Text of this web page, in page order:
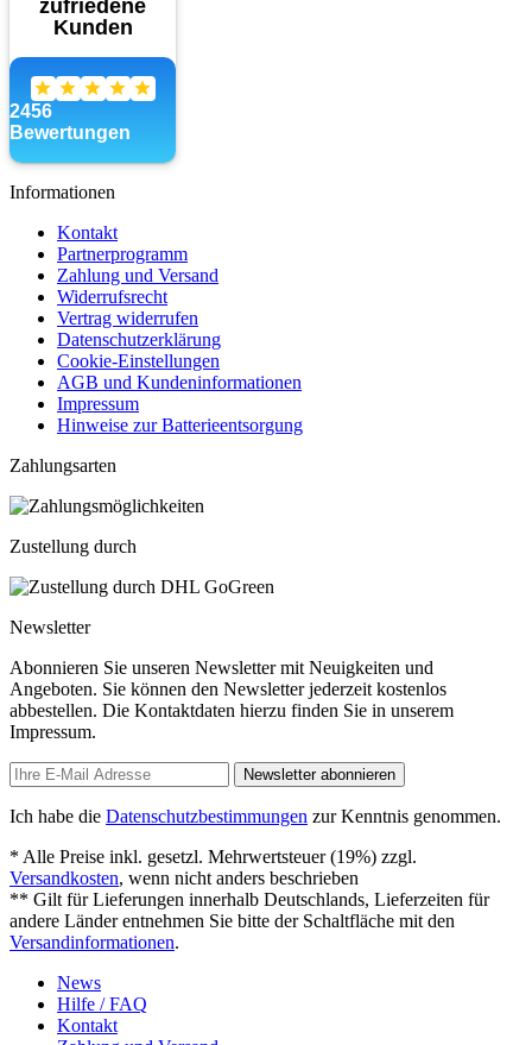
Informationen
Kontakt
Partnerprogramm
Zahlung und Versand
Widerrufsrecht
Vertrag widerrufen
Datenschutzerklärung
Cookie-Einstellungen
AGB und Kundeninformationen
Impressum
Hinweise zur Batterieentsorgung
Zahlungsarten
Zustellung durch
Newsletter
Abonnieren Sie unseren Newsletter mit Neuigkeiten und
Angeboten. Sie können den Newsletter jederzeit kostenlos
abbestellen. Die Kontaktdaten hierzu finden Sie in unserem
Impressum.
Newsletter abonnieren
Ich habe die Datenschutzbestimmungen zur Kenntnis genommen.
* Alle Preise inkl. gesetzl. Mehrwertsteuer (19%) zzgl.
Versandkosten, wenn nicht anders beschrieben
** Gilt für Lieferungen innerhalb Deutschlands, Lieferzeiten für
andere Länder entnehmen Sie bitte der Schaltfläche mit den
Versandinformationen.
News
Hilfe / FAQ
Kontakt